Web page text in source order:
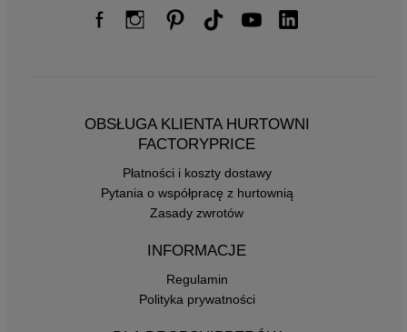
OBSŁUGA KLIENTA HURTOWNI
FACTORYPRICE
Płatności i koszty dostawy
Pytania o współpracę z hurtownią
Zasady zwrotów
INFORMACJE
Regulamin
Polityka prywatności